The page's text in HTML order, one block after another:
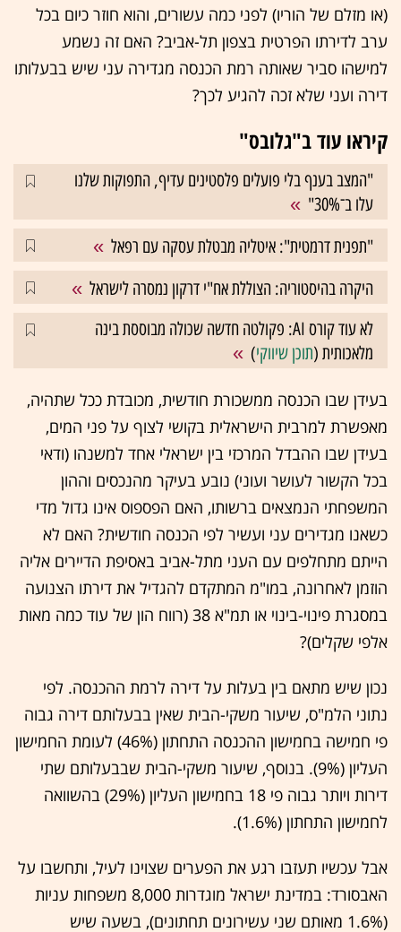
(או מזלם של הוריו) לפני כמה עשורים, והוא חוזר כיום בכל
ערב לדירתו הפרטית בצפון תל-אביב? האם זה נשמע
למישהו סביר שאותה רמת הכנסה מגדירה עני שיש בבעלותו
דירה ועני שלא זכה להגיע לכך?
קיראו עוד ב"גלובס"
"המצב בענף בלי פועלים פלסטינים עדיף, התפוקות שלנו
עלו ב־30%"
"תפנית דרמטית": איטליה מבטלת עסקה עם רפאל
היקרה בהיסטוריה: הצוללת אח"י דרקון נמסרה לישראל
לא עוד קורס AI: פקולטה חדשה שכולה מבוססת בינה
מלאכותית (תוכן שיווקי)
בעידן שבו הכנסה ממשכורת חודשית, מכובדת ככל שתהיה,
מאפשרת למרבית הישראלית בקושי לצוף על פני המים,
בעידן שבו ההבדל המרכזי בין ישראלי אחד למשנהו (ודאי
בכל הקשור לעושר ועוני) נובע בעיקר מהנכסים וההון
המשפחתי הנמצאים ברשותו, האם הפספוס אינו גדול מדי
כשאנו מגדירים עני ועשיר לפי הכנסה חודשית? האם לא
הייתם מתחלפים עם העני מתל-אביב באסיפת הדיירים אליה
הוזמן לאחרונה, במו"מ המתקדם להגדיל את דירתו הצנועה
במסגרת פינוי-בינוי או תמ"א 38 (רווח הון של עוד כמה מאות
אלפי שקלים)?
נכון שיש מתאם בין בעלות על דירה לרמת ההכנסה. לפי
נתוני הלמ"ס, שיעור משקי-הבית שאין בבעלותם דירה גבוה
פי חמישה בחמישון ההכנסה התחתון (46%) לעומת החמישון
העליון (9%). בנוסף, שיעור משקי-הבית שבבעלותם שתי
דירות ויותר גבוה פי 18 בחמישון העליון (29%) בהשוואה
לחמישון התחתון (1.6%).
אבל עכשיו תעזבו רגע את הפערים שצוינו לעיל, ותחשבו על
האבסורד: במדינת ישראל מוגדרות 8,000 משפחות עניות
(1.6% מאותם שני עשירונים תחתונים), בשעה שיש